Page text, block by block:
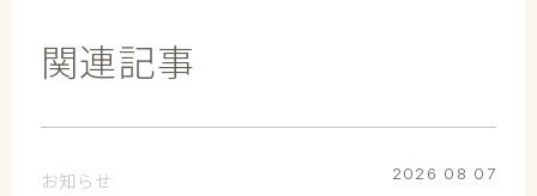
関連記事
お知らせ 2026 08 07